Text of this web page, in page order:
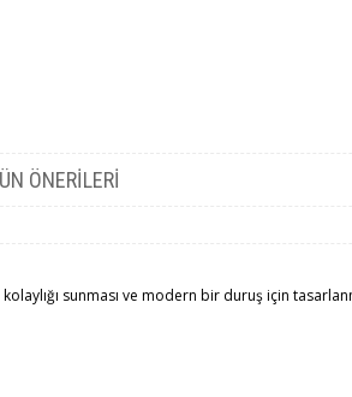
ÖNERILERI
sunması ve modern bir duruş için